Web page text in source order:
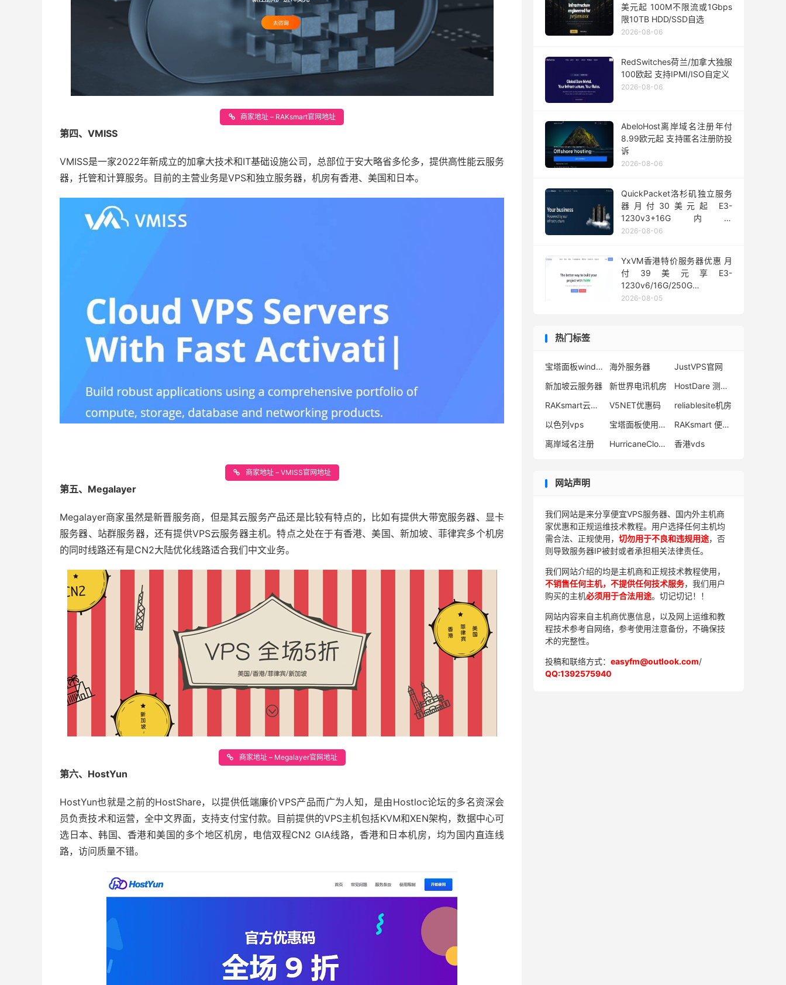
商家地址 – RAKsmart官网地址
第四、VMISS
VMISS是一家2022年新成立的加拿大技术和IT基础设施公司，总部位于安大略省多伦多，提供高性能云服务
器，托管和计算服务。目前的主营业务是VPS和独立服务器，机房有香港、美国和日本。
商家地址 – VMISS官网地址
第五、Megalayer
Megalayer商家虽然是新晋服务商，但是其云服务产品还是比较有特点的，比如有提供大带宽服务器、显卡
服务器、站群服务器，还有提供VPS云服务器主机。特点之处在于有香港、美国、新加坡、菲律宾多个机房
的同时线路还有是CN2大陆优化线路适合我们中文业务。
商家地址 – Megalayer官网地址
第六、HostYun
HostYun也就是之前的HostShare，以提供低端廉价VPS产品而广为人知，是由Hostloc论坛的多名资深会
员负责技术和运营，全中文界面，支持支付宝付款。目前提供的VPS主机包括KVM和XEN架构，数据中心可
选日本、韩国、香港和美国的多个地区机房，电信双程CN2 GIA线路，香港和日本机房，均为国内直连线
路，访问质量不错。
美元起 100M不限流或1Gbps
限10TB HDD/SSD自选
2026-08-06
RedSwitches荷兰/加拿大独服
100欧起 支持IPMI/ISO自定义
2026-08-06
AbeloHost离岸域名注册年付
8.99欧元起 支持匿名注册防投
诉
2026-08-06
QuickPacket洛杉矶独立服务
器月付30美元起 E3-
1230v3+16G内存
1Gbps@50TB大流量
2026-08-06
YxVM香港特价服务器优惠 月
付39美元享E3-
1230v6/16G/250G
SSD/10TB流量
2026-08-05
热门标签
宝塔面板windows 海外服务器
JustVPS官网
新加坡云服务器
新世界电讯机房
HostDare 测试IP
RAKsmart云手机优惠
V5NET优惠码
reliablesite机房
以色列vps
宝塔面板使用教程
RAKsmart 便宜VPS
离岸域名注册
HurricaneCloud优惠码 香港vds
网站声明
我们网站是来分享便宜VPS服务器、国内外主机商
家优惠和正规运维技术教程。用户选择任何主机均
需合法、正规使用， 切勿用于不良和违规用途，否
则导致服务器IP被封或者承担相关法律责任。
我们网站介绍的均是主机商和正规技术教程使用，
不销售任何主机，不提供任何技术服务，我们用户
购买的主机必须用于合法用途。切记切记！！
网站内容来自主机商优惠信息，以及网上运维和教
程技术参考自网络，参考使用注意备份，不确保技
术的完整性。
投稿和联络方式： easyfm@outlook.com/
QQ:1392575940